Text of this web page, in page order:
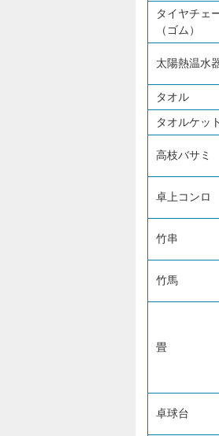
タイヤチェ
（ゴム）
太陽熱温水
タオル
タオルケット
高枝バサミ
卓上コンロ
竹串
竹馬
畳
卓球台